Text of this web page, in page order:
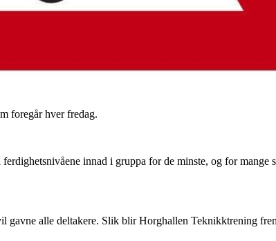
foregår hver fredag.
innad i gruppa for de minste, og for mange
gavne alle deltakere. Slik blir Horghallen Teknikktrening